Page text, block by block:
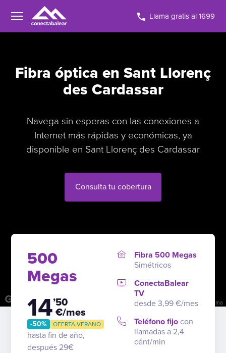
Llama gratis al 1699
Combinaciones de teclas Datos del mapa Términos Notificar un problema
Fibra óptica en Sant Llorenç
des Cardassar
Navega sin esperas con las conexiones a
Internet más rápidas y económicas, ya
disponible en Sant Llorenç des Cardassar
Consulta tu cobertura
500
Megas
14’50
€/mes
-50% OFERTA VERANO
hasta fin de año,
después 29€
Fibra 500 Megas
Simétricos
ConectaBalear
TV
desde 3,99 €/mes
Teléfono fijo con
llamadas a 2,4
cént/min